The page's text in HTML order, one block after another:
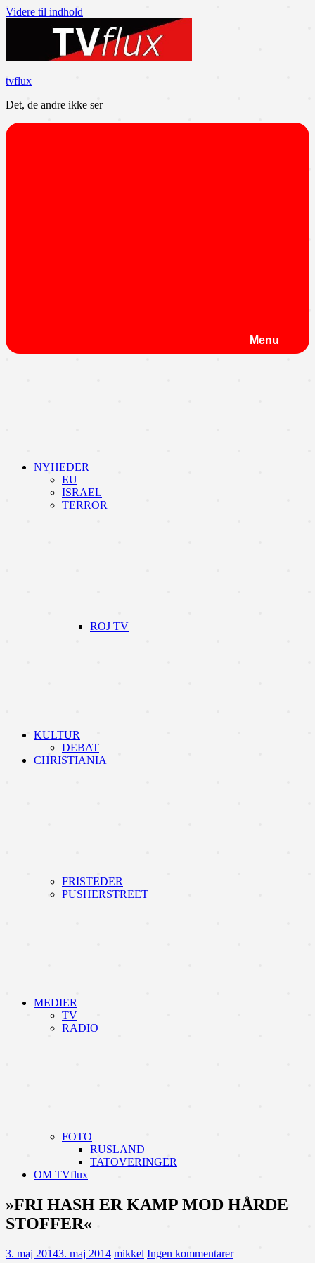
Videre til indhold
tvflux
Det, de andre ikke ser
Menu
NYHEDER
EU
ISRAEL
TERROR
ROJ TV
KULTUR
DEBAT
CHRISTIANIA
FRISTEDER
PUSHERSTREET
MEDIER
TV
RADIO
FOTO
RUSLAND
TATOVERINGER
OM TVflux
»FRI HASH ER KAMP MOD HÅRDE
STOFFER«
3. maj 20143. maj 2014 mikkel Ingen kommentarer